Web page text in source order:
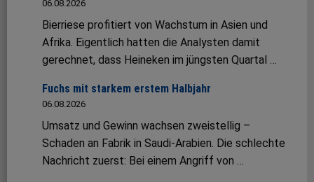
06.08.2026
Bierriese profitiert von Wachstum in Asien und
Afrika. Eigentlich hatten die Analysten damit
gerechnet, dass Heineken im jüngsten Quartal …
Fuchs mit starkem erstem Halbjahr
06.08.2026
Umsatz und Gewinn wachsen zweistellig –
Schaden an Fabrik in Saudi-Arabien. Die schlechte
Nachricht zuerst: Bei einem Angriff von …